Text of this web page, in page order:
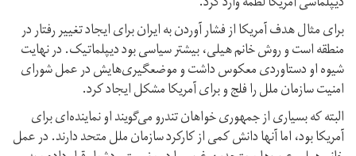
برای مثال هدف آمریکا از فشار آوردن به ایران برای ایجاد تغییر رفتار در
منطقه است و روش خانم هیلی، بیشتر سیاسی بود دیپلماتیک. در نهایت
شیوه‌ او دستاوردی معکوس داشت و موضعگیری‌هایش در عمل شورای
امنیت سازمان ملل را فلج و برای آمریکا مشکل ایجاد کرد.
البته که بسیاری از جمهوری خواهان تندرو می‌گویند او نماینده‌‌ای برای
آمریکا بود، اما آنها دانش کمی از کارکرد سازمان ملل متحد دارند. در عمل